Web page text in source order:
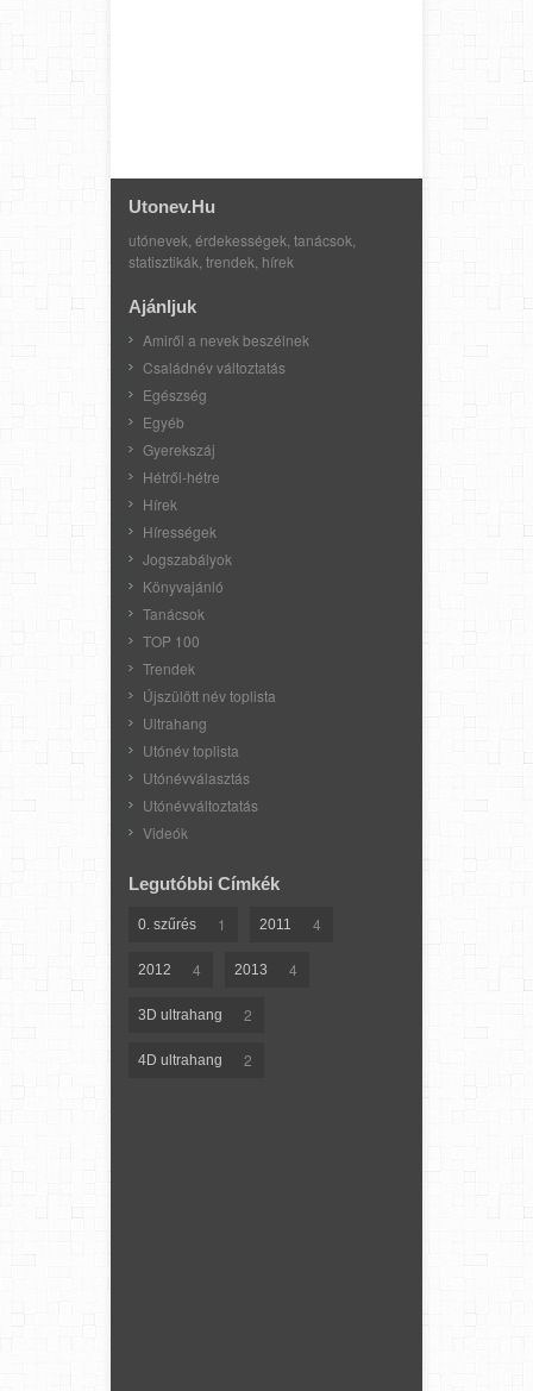
Utonev.hu
utónevek, érdekességek, tanácsok,
statisztikák, trendek, hírek
Ajánljuk
Amiről a nevek beszélnek
Családnév változtatás
Egészség
Egyéb
Gyerekszáj
Hétről-hétre
Hírek
Hírességek
Jogszabályok
Könyvajánló
Tanácsok
TOP 100
Trendek
Újszülött név toplista
Ultrahang
Utónév toplista
Utónévválasztás
Utónévváltoztatás
Videók
Legutóbbi Címkék
0. szűrés 1 2011 4
2012 4 2013 4
3D ultrahang 2
4D ultrahang 2